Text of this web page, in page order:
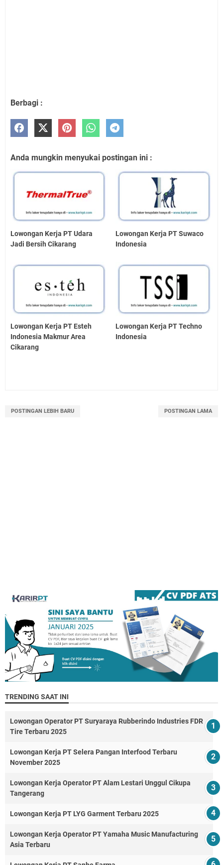
Berbagi :
Anda mungkin menyukai postingan ini :
Lowongan Kerja PT Udara
Jadi Bersih Cikarang
Lowongan Kerja PT Suwaco
Indonesia
Lowongan Kerja PT Esteh
Indonesia Makmur Area
Cikarang
Lowongan Kerja PT Techno
Indonesia
POSTINGAN LEBIH BARU POSTINGAN LAMA
TRENDING SAAT INI
Lowongan Operator PT Suryaraya Rubberindo Industries FDR
Tire Terbaru 2025
Lowongan Kerja PT Selera Pangan Interfood Terbaru
November 2025
Lowongan Kerja Operator PT Alam Lestari Unggul Cikupa
Tangerang
Lowongan Kerja PT LYG Garment Terbaru 2025
Lowongan Kerja Operator PT Yamaha Music Manufacturing
Asia Terbaru